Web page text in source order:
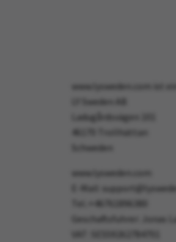
www.lysweden.com ist
LY Sweden AB
Ladugårdsvägen 101
46170 Trollhättan
Schweden
www.lysweden.com
E-Mail:
Tel.:+46761896380
Geschaftsfuhrer: Jonas